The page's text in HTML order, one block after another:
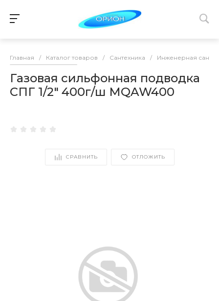
Главная / Каталог товаров / Сантехника / Инженерная
Газовая сильфонная подводка
СПГ 1/2" 400г/ш MQAW400
СРАВНИТЬ ОТЛОЖИТЬ